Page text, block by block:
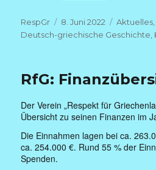
Autor
RespGr
Veröffentlicht
am
8. Juni 2022 Aktuelles
Deutsch-griechische Geschichte
RfG:
Der Verein „Respekt für
Übersicht zu seinen Finanzen im
Die Einnahmen lagen bei ca.
ca. 254.000 €. Rund 55 % der
Spenden.